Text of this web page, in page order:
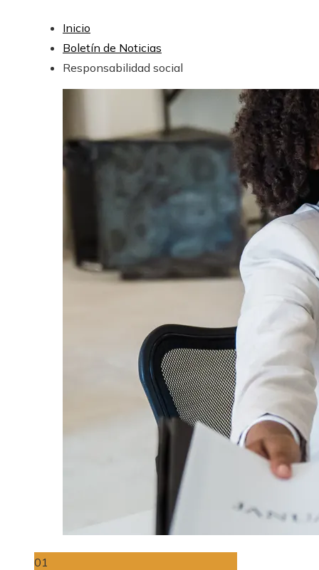
Inicio
Boletín de Noticias
Responsabilidad social
01